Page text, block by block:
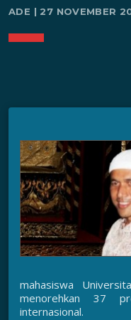
ADE | 27 NOVEMBER
mahasiswa
menorehkan 37
internasional.